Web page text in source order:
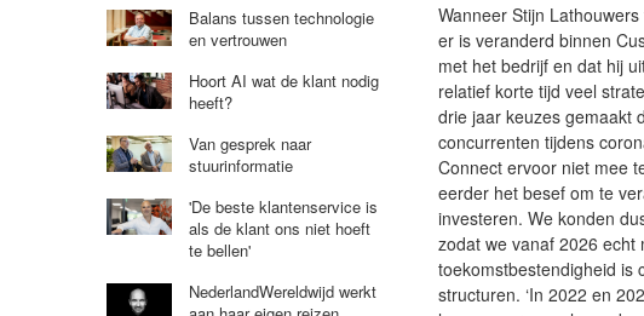
Wanneer Stijn
er is veranderd binnen
met het bedrijf en dat hij
relatief korte tijd veel
drie jaar keuzes gemaakt
concurrenten tijdens
Connect ervoor niet mee
eerder het besef om te
investeren. We konden
zodat we vanaf 2026 echt
toekomstbestendigheid is
structuren. ‘In 2022 en
Balans tussen technologie
en vertrouwen
Hoort AI wat de klant nodig
heeft?
Van gesprek naar
stuurinformatie
'De beste klantenservice is
als de klant ons niet hoeft
te bellen'
NederlandWereldwijd werkt